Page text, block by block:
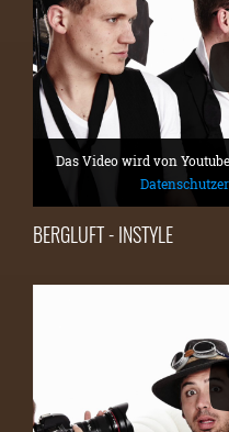
Das Video wird von
BERGLUFT - INSTYLE